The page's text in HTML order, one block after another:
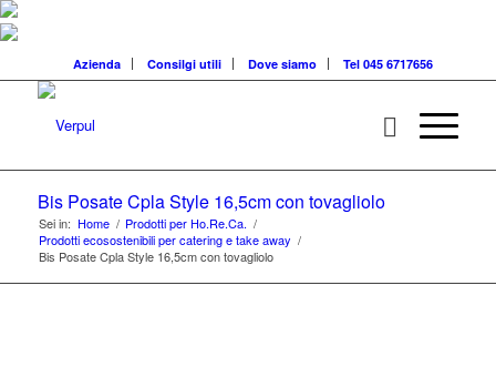
Azienda Consilgi utili Dove siamo Tel 045 6717656
Bis Posate Cpla Style 16,5cm con tovagliolo
Sei in: Home / Prodotti per Ho.Re.Ca. /
Prodotti ecosostenibili per catering e take away /
Bis Posate Cpla Style 16,5cm con tovagliolo